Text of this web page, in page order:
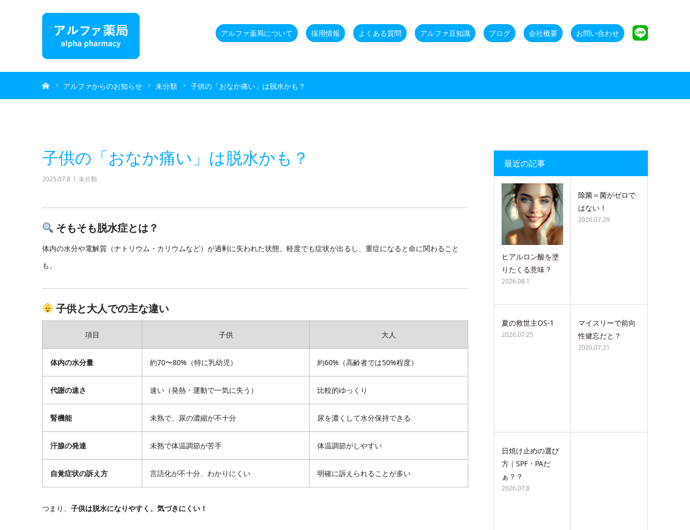
アルファ薬局について 採用情報 よくある質問 アルファ豆知識 ブログ 会社概要 お問い合わせ
アルファからのお知らせ 未分類 子供の「おなか痛い」は脱水かも？
子供の「おなか痛い」は脱水かも？
2025.07.8 未分類
そもそも脱水症とは？
体内の水分や電解質（ナトリウム・カリウムなど）が過剰に失われた状態。軽度でも症状が出るし、重症になると命に関わること
も。
子供と大人での主な違い
項目 子供 大人
体内の水分量 約70〜80%（特に乳幼児） 約60%（高齢者では50%程度）
代謝の速さ 速い（発熱・運動で一気に失う） 比較的ゆっくり
腎機能 未熟で、尿の濃縮が不十分 尿を濃くして水分保持できる
汗腺の発達 未熟で体温調節が苦手 体温調節がしやすい
自覚症状の訴え方 言語化が不十分、わかりにくい 明確に訴えられることが多い
つまり、 子供は脱水になりやすく、気づきにくい！
最近の記事
ヒアルロン酸を塗
りたくる意味？
2026.08.1
除菌＝菌がゼロで
はない！
2026.07.29
夏の救世主OS-1
2026.07.25
マイスリーで前向
性健忘だと？
2026.07.21
日焼け止めの選び
方｜SPF・PAだ
ぁ？？
2026.07.8